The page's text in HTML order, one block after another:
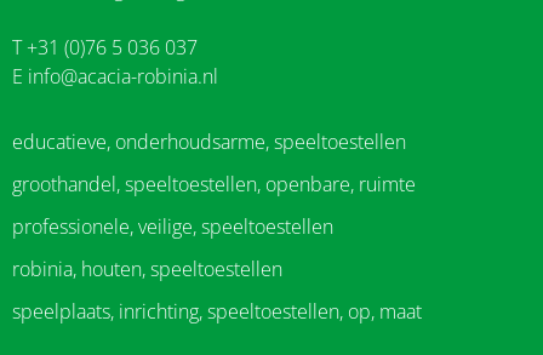
T +31 (0)76 5 036 037
E info@acacia-robinia.nl
educatieve, onderhoudsarme, speeltoestellen
groothandel, speeltoestellen, openbare, ruimte
professionele, veilige, speeltoestellen
robinia, houten, speeltoestellen
speelplaats, inrichting, speeltoestellen, op, maat